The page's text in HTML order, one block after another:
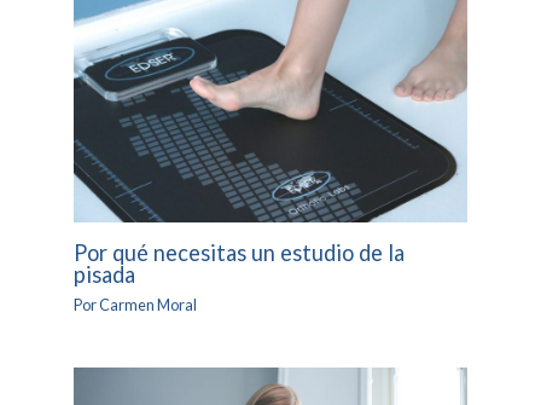
Por qué necesitas un estudio de la
pisada
PorCarmen Moral